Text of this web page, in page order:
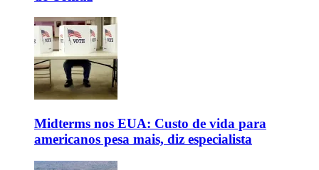
Midterms nos EUA: Custo de vida para
americanos pesa mais, diz especialista